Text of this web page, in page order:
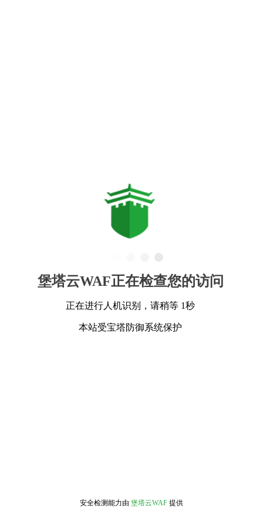
堡塔云WAF正在检查您的访问
正在进行人机识别，请稍等 1秒
本站受宝塔防御系统保护
安全检测能力由 堡塔云WAF 提供